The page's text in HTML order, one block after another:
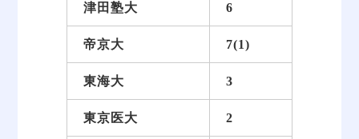
津田塾大 6
帝京大 7(1)
東海大 3
東京医大 2